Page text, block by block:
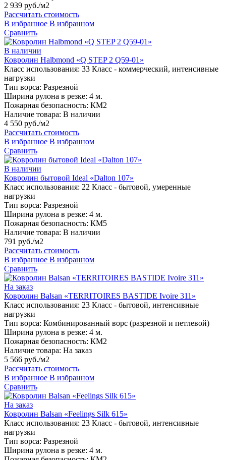
2 939 руб./м2
Рассчитать стоимость
В избранное В избранном
Сравнить
В наличии
Ковролин Halbmond «Q STEP 2 Q59-01»
Класс использования: 33 Класс - коммерческий, интенсивные
нагрузки
Тип ворса: Разрезной
Ширина рулона в резке: 4 м.
Пожарная безопасность: КМ2
Наличие товара: В наличии
4 550 руб./м2
Рассчитать стоимость
В избранное В избранном
Сравнить
В наличии
Ковролин бытовой Ideal «Dalton 107»
Класс использования: 22 Класс - бытовой, умеренные
нагрузки
Тип ворса: Разрезной
Ширина рулона в резке: 4 м.
Пожарная безопасность: КМ5
Наличие товара: В наличии
791 руб./м2
Рассчитать стоимость
В избранное В избранном
Сравнить
На заказ
Ковролин Balsan «TERRITOIRES BASTIDE Ivoire 311»
Класс использования: 23 Класс - бытовой, интенсивные
нагрузки
Тип ворса: Комбинированный ворс (разрезной и петлевой)
Ширина рулона в резке: 4 м.
Пожарная безопасность: КМ2
Наличие товара: На заказ
5 566 руб./м2
Рассчитать стоимость
В избранное В избранном
Сравнить
На заказ
Ковролин Balsan «Feelings Silk 615»
Класс использования: 23 Класс - бытовой, интенсивные
нагрузки
Тип ворса: Разрезной
Ширина рулона в резке: 4 м.